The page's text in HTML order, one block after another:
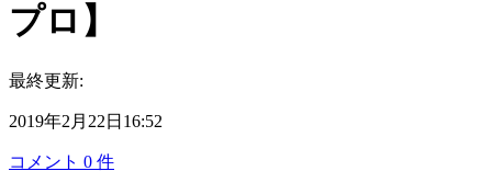
プロ】
最終更新:
2019年2月22日16:52
コメント 0 件